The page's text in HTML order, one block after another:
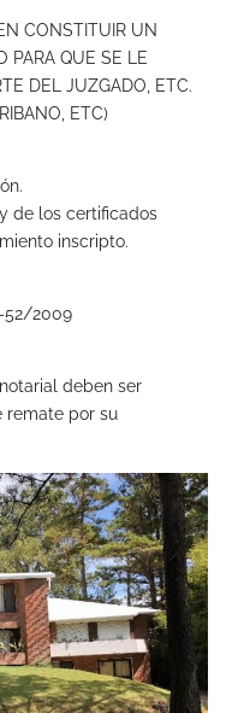
CONSTITUIR UN
PARA QUE SE LE
DEL JUZGADO, ETC.
ETC)
de los certificados
inscripto.
52/2009
deben ser
remate por su